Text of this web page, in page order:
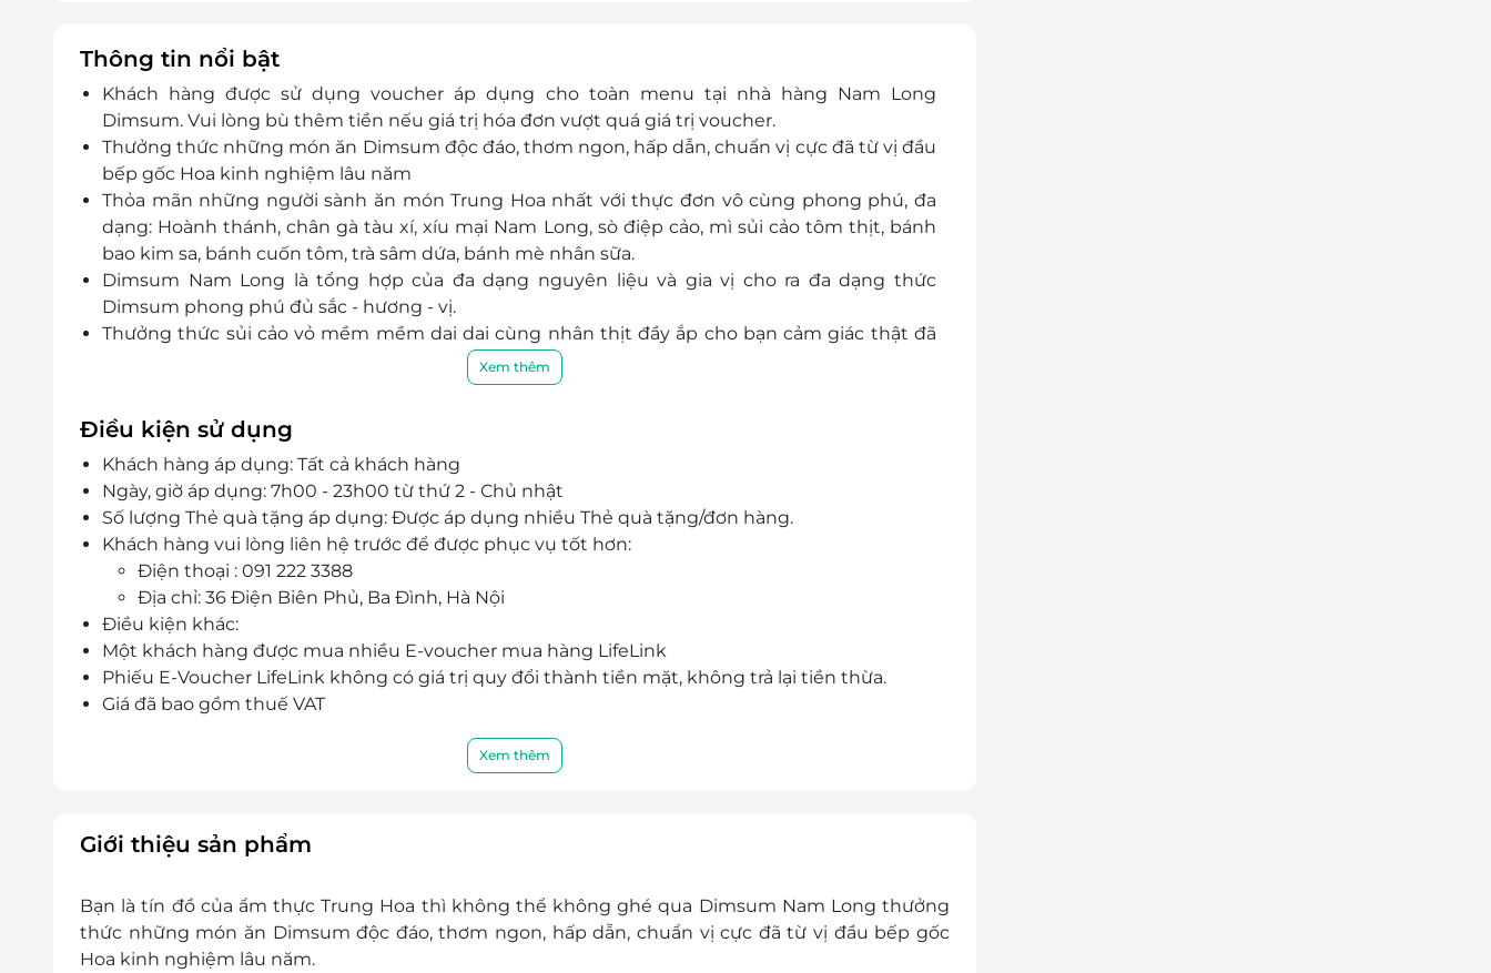
Thông tin nổi bật
Khách hàng được sử dụng voucher áp dụng cho toàn menu tại nhà hàng Nam Long
Dimsum. Vui lòng bù thêm tiền nếu giá trị hóa đơn vượt quá giá trị voucher.
Thưởng thức những món ăn Dimsum độc đáo, thơm ngon, hấp dẫn, chuẩn vị cực đã từ vị đầu
bếp gốc Hoa kinh nghiệm lâu năm
Thỏa mãn những người sành ăn món Trung Hoa nhất với thực đơn vô cùng phong phú, đa
dạng: Hoành thánh, chân gà tàu xí, xíu mại Nam Long, sò điệp cảo, mì sủi cảo tôm thịt, bánh
bao kim sa, bánh cuốn tôm, trà sâm dứa, bánh mè nhân sữa.
Dimsum Nam Long là tổng hợp của đa dạng nguyên liệu và gia vị cho ra đa dạng thức
Dimsum phong phú đủ sắc - hương - vị.
Thưởng thức sủi cảo vỏ mềm mềm dai dai cùng nhân thịt đầy ắp cho bạn cảm giác thật đã
Tàu hũ hoàn hảo bởi hương vị thơm giòn, mang vị béo ngọt hấp dẫn từ những nguyên liệu
hàng.
Tọa lạc tại 36 Điện Biên Phủ, Ba Đình, Hà Nội, Nam Long Dimsum trở thành điểm hẹn cho
những tín đồ ẩm thực Trung Hoa.
Không gian nhà hàng rộng rãi mang kiến trúc cổ điển, tràn đầy cảm hứng, thấp thoáng mùi
hương những xửng Dimsum thơm lừng…
Đội ngũ đầu bếp với tay nghề điêu luyện am hiểu ẩm thực xứ Trung Hoa cùng nhân viên
phục vu chu đáo chắc chắn sẽ mang đến cho thực khách những trải nghiệm ẩm thực đáng
nhớ.
Xem thêm
Điều kiện sử dụng
Khách hàng áp dụng: Tất cả khách hàng
Ngày, giờ áp dụng: 7h00 - 23h00 từ thứ 2 - Chủ nhật
Số lượng Thẻ quà tặng áp dụng: Được áp dụng nhiều Thẻ quà tặng/đơn hàng.
Khách hàng vui lòng liên hệ trước để được phục vụ tốt hơn:
Điện thoại : 091 222 3388
Địa chỉ: 36 Điện Biên Phủ, Ba Đình, Hà Nội
Điều kiện khác:
Một khách hàng được mua nhiều E-voucher mua hàng LifeLink
Phiếu E-Voucher LifeLink không có giá trị quy đổi thành tiền mặt, không trả lại tiền thừa.
Giá đã bao gồm thuế VAT
Xem thêm
Giới thiệu sản phẩm
Bạn là tín đồ của ẩm thực Trung Hoa thì không thể không ghé qua Dimsum Nam Long thưởng
thức những món ăn Dimsum độc đáo, thơm ngon, hấp dẫn, chuẩn vị cực đã từ vị đầu bếp gốc
Hoa kinh nghiệm lâu năm.